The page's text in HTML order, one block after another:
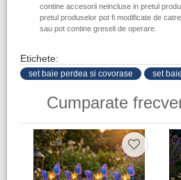
contine accesorii neincluse in pretul
pretul produselor pot fi modificate de
sau pot contine greseli de operare.
Etichete:
set baie perdea si covorase set
Cumparate